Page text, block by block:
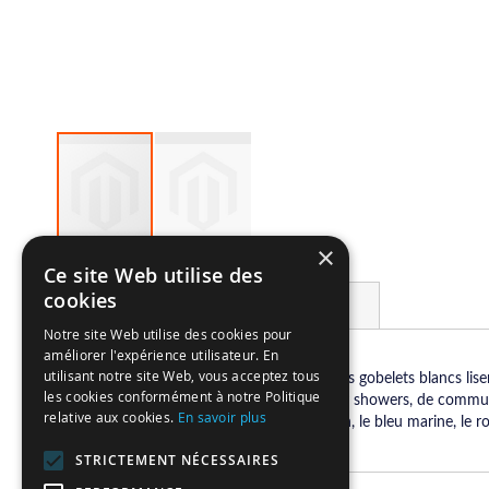
to
the
beginning
of
the
images
gallery
Details
Nous vous proposons ces magnifiques gobelets blancs
d'anniversaires, de baptêmes, de baby showers, de
thème choisi, comme le bleu ciel, le lin, le bleu marine, le
×
Ce site Web utilise des
cookies
Notre site Web utilise des cookies pour
améliorer l'expérience utilisateur. En
utilisant notre site Web, vous acceptez tous
les cookies conformément à notre Politique
relative aux cookies. En savoir plus
STRICTEMENT NÉCESSAIRES